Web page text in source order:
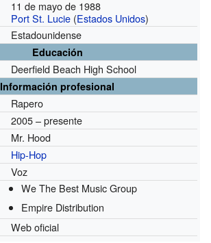
11 de mayo de 1988
Port St. Lucie (Estados Unidos)
Estadounidense
Educación
Deerfield Beach High School
Información profesional
Rapero
2005 – presente
Mr. Hood
Hip-Hop
Voz
We The Best Music Group
Empire Distribution
Web oficial